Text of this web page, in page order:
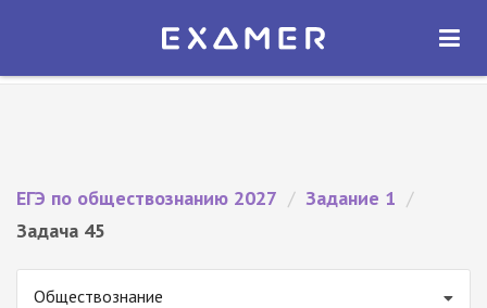
Экзамер — ЕГЭ 2027
ОТКРЫТЬ
ЕГЭ по обществознанию 2027 / Задание 1 /
Задача 45
Обществознание